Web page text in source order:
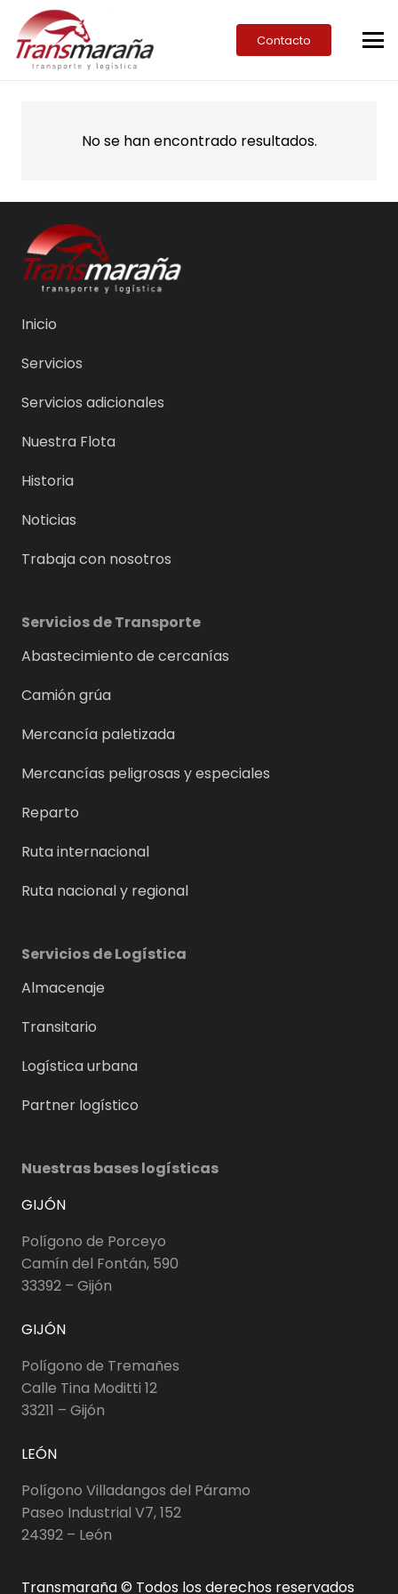
Contacto
No se han encontrado resultados.
Inicio
Servicios
Servicios adicionales
Nuestra Flota
Historia
Noticias
Trabaja con nosotros
Servicios de Transporte
Abastecimiento de cercanías
Camión grúa
Mercancía paletizada
Mercancías peligrosas y especiales
Reparto
Ruta internacional
Ruta nacional y regional
Servicios de Logística
Almacenaje
Transitario
Logística urbana
Partner logístico
Nuestras bases logísticas
GIJÓN
Polígono de Porceyo
Camín del Fontán, 590
33392 – Gijón
GIJÓN
Polígono de Tremañes
Calle Tina Moditti 12
33211 – Gijón
LEÓN
Polígono Villadangos del Páramo
Paseo Industrial V7, 152
24392 – León
Transmaraña © Todos los derechos reservados